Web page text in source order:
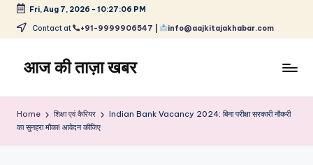
Skip
content
Fri, Aug 7, 2026 - 10:27:06 PM
Contact at +91-9999906547 | info@aajkitajakhabar.com
आज की ताज़ा खबर
Home शिक्षा एवं कैरियर
Indian Bank Vacancy 2024: बिना परीक्षा सरकारी नौकरी
का सुनहरा मौका! आवेदन कीजिए